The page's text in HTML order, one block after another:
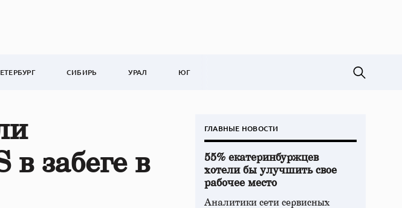
СИБИРЬ УРАЛ ЮГ
забеге в
ГЛАВНЫЕ НОВОСТИ
55% екатеринбуржцев
хотели бы улучшить свое
рабочее место
Аналитики сети сервисных